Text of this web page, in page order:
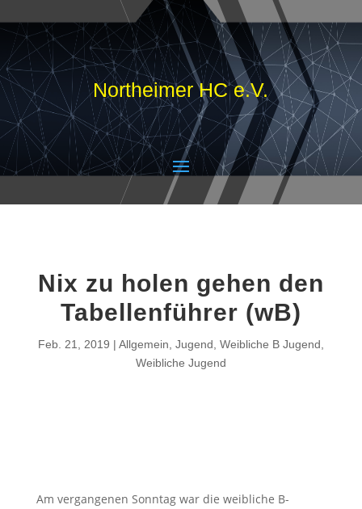
Northeimer HC e.V.
Nix zu holen gehen den
Tabellenführer (wB)
Feb. 21, 2019 Allgemein, Jugend, Weibliche B Jugend,
Weibliche Jugend
Am vergangenen Sonntag war die weibliche B-